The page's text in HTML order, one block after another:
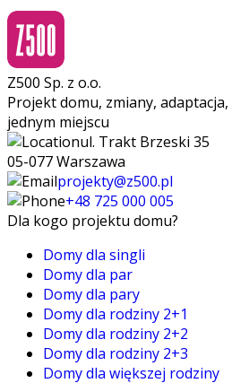
Z500 Sp. z o.o.
Projekt domu, zmiany,
jednym miejscu
ul. Trakt Brzeski 35
05-077 Warszawa
projekty@z500.pl
+48 725 000 005
Dla kogo projektu domu?
Domy dla singli
Domy dla par
Domy dla pary
Domy dla rodziny 2+1
Domy dla rodziny 2+2
Domy dla rodziny 2+3
Domy dla większej rodziny